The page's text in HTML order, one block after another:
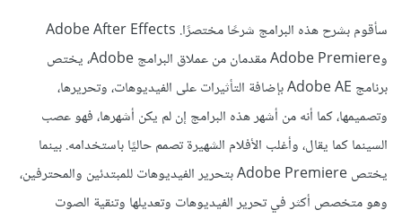
سأقوم بشرح هذه البرامج شرحًا مختصرًا. Adobe After Effects
وAdobe Premiere مقدمان من عملاق البرامج Adobe، يختص
برنامج Adobe AE بإضافة التأثيرات على الفيديوهات، وتحريرها،
وتصميمها، كما أنه من أشهر هذه البرامج إن لم يكن أشهرها، فهو عصب
السينما كما يقال، وأغلب الأفلام الشهيرة تصمم حاليًا باستخدامه. بينما
يختص Adobe Premiere بتحرير الفيديوهات للمبتدئين والمحترفين،
وهو متخصص أكثر في تحرير الفيديوهات وتعديلها وتنقية الصوت